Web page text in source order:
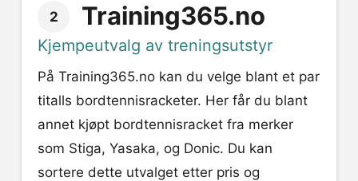
2 Training365.no
Kjempeutvalg av treningsutstyr
På Training365.no kan du velge blant et par
titalls bordtennisracketer. Her får du blant
annet kjøpt bordtennisracket fra merker
som Stiga, Yasaka, og Donic. Du kan
sortere dette utvalget etter pris og